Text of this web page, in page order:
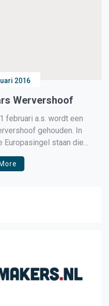
2016
Wervershoof
februari a.s. wordt een
gehouden. In
Europasingel staan die
gebruikte goederen te
en